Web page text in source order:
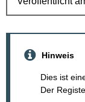
Hinweis
Dies ist
Der